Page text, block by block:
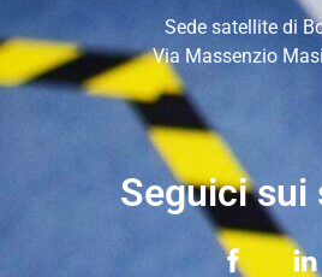
Sede satellite di
Via Massenzio
Seguici sui